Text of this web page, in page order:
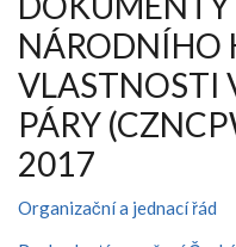
NÁRODNÍHO
VLASTNOSTI
PÁRY
2017
Organizační a jednací řád